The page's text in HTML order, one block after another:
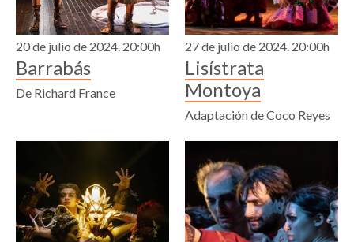
20 de julio de 2024. 20:00h
Barrabás
De Richard France
27 de julio de 2024. 20:00h
Lisístrata
Montoya
Adaptación de Coco Reyes